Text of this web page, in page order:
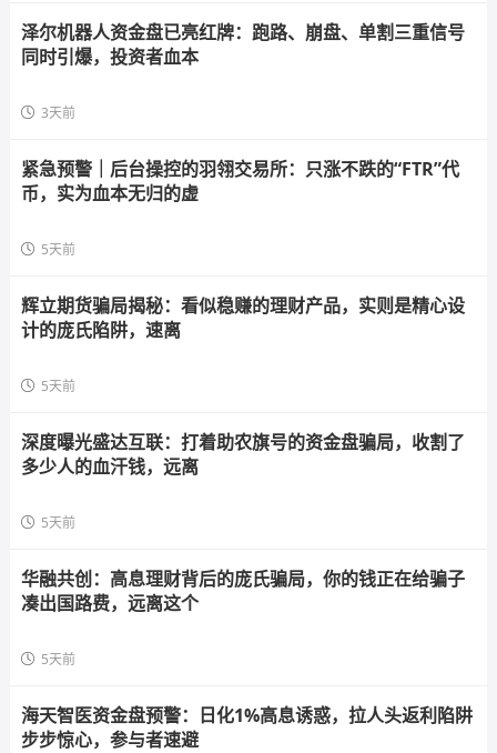
泽尔机器人资金盘已亮红牌：跑路、崩盘、单割三重信号
同时引爆，投资者血本
3天前
紧急预警｜后台操控的羽翎交易所：只涨不跌的“FTR”代
币，实为血本无归的虚
5天前
辉立期货骗局揭秘：看似稳赚的理财产品，实则是精心设
计的庞氏陷阱，速离
5天前
深度曝光盛达互联：打着助农旗号的资金盘骗局，收割了
多少人的血汗钱，远离
5天前
华融共创：高息理财背后的庞氏骗局，你的钱正在给骗子
凑出国路费，远离这个
5天前
海天智医资金盘预警：日化1%高息诱惑，拉人头返利陷阱
步步惊心，参与者速避